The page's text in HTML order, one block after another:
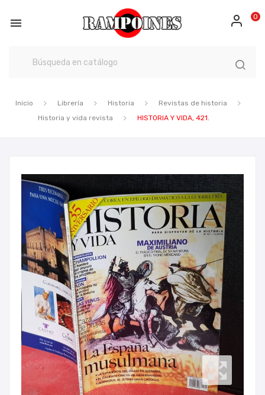
 0
Inicio Librería Historia
Revistas de historia
Historia y vida revista
HISTORIA Y VIDA, 421.